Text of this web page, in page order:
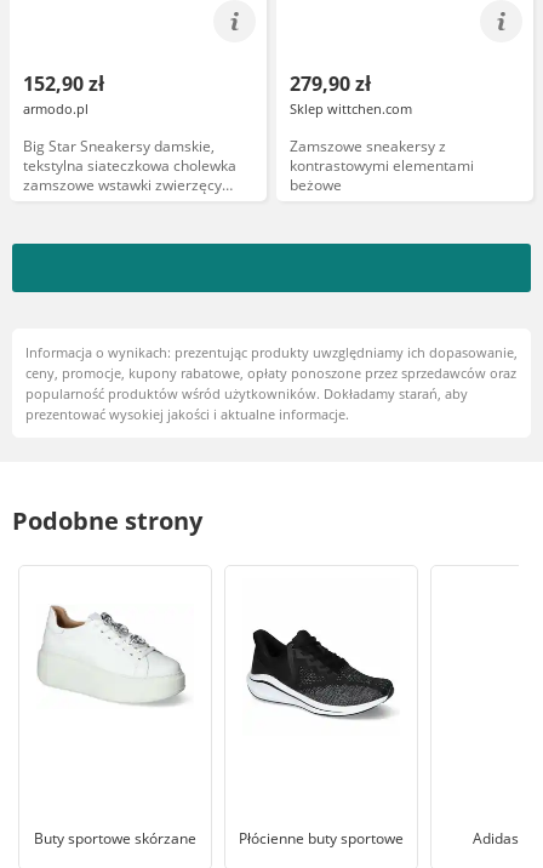
152,90 zł
armodo.pl
Big Star Sneakersy damskie,
tekstylna siateczkowa cholewka
zamszowe wstawki zwierzęcy
wzór sznurowany fason gruba
TT274333
279,90 zł
Sklep wittchen.com
Zamszowe sneakersy z
kontrastowymi elementami
beżowe
Informacja o wynikach: prezentując produkty uwzględniamy ich dopasowanie,
ceny, promocje, kupony rabatowe, opłaty ponoszone przez sprzedawców oraz
popularność produktów wśród użytkowników. Dokładamy starań, aby
prezentować wysokiej jakości i aktualne informacje.
Podobne strony
Buty sportowe skórzane Płócienne buty sportowe Adidasy